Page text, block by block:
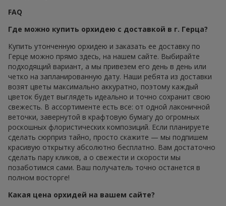
FAQ
Где можно купить орхидею с доставкой в г. Герца?
Купить утонченную орхидею и заказать ее доставку по
Герце можно прямо здесь, на нашем сайте. Выбирайте
подходящий вариант, а мы привезем его день в день или
четко на запланированную дату. Наши ребята из доставки
возят цветы максимально аккуратно, поэтому каждый
цветок будет выглядеть идеально и точно сохранит свою
свежесть. В ассортименте есть все: от одной лаконичной
веточки, завернутой в крафтовую бумагу до огромных
роскошных флористических композиций. Если планируете
сделать сюрприз тайно, просто скажите — мы подпишем
красивую открытку абсолютно бесплатно. Вам достаточно
сделать пару кликов, а о свежести и скорости мы
позаботимся сами. Ваш получатель точно останется в
полном восторге!
Какая цена орхидей на вашем сайте?